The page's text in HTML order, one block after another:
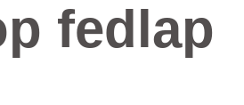
fedlap